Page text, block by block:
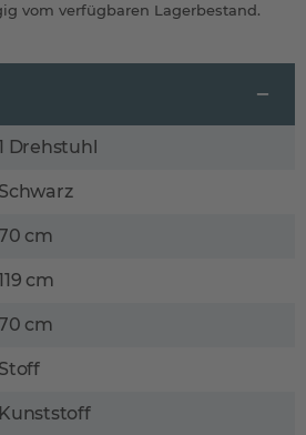
vom verfügbaren Lagerbestand.
Drehstuhl
Schwarz
cm
cm
cm
Stoff
Kunststoff